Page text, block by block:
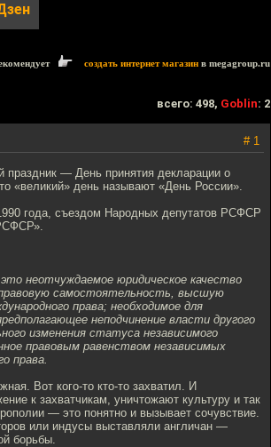
создать интернет магазин в megagroup.ru
всего: 498, Goblin: 2
# 1
праздник — День принятия декларации о
«великий» день называют «День России».
года, съездом Народных депутатов РСФСР
неотчуждаемое юридическое качество
правовую самостоятельность, высшую
права; необходимое для
неподчинение власти другого
изменения статуса независимого
правовым равенством независимых
права.
Вот кого-то кто-то захватил. И
к захватчикам, уничтожают культуру и так
— это понятно и вызывает сочувствие.
или индусы выставляли англичан —
борьбы.